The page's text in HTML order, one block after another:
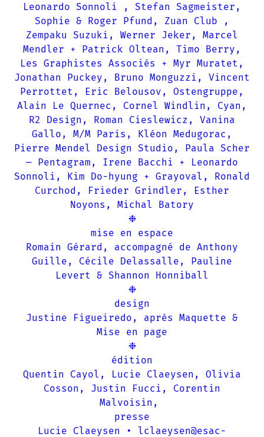
Leonardo Sonnoli , Stefan Sagmeister,
Sophie & Roger Pfund, Zuan Club ,
Zempaku Suzuki, Werner Jeker, Marcel
Mendler + Patrick Oltean, Timo Berry,
Les Graphistes Associés + Myr Muratet,
Jonathan Puckey, Bruno Monguzzi, Vincent
Perrottet, Eric Belousov, Ostengruppe,
Alain Le Quernec, Cornel Windlin, Cyan,
R2 Design, Roman Cieslewicz, Vanina
Gallo, M/M Paris, Kléon Medugorac,
Pierre Mendel Design Studio, Paula Scher
— Pentagram, Irene Bacchi + Leonardo
Sonnoli, Kim Do-hyung + Grayoval, Ronald
Curchod, Frieder Grindler, Esther
Noyons, Michal Batory
❉
mise en espace
Romain Gérard, accompagné de Anthony
Guille, Cécile Delassalle, Pauline
Levert & Shannon Honniball
❉
design
Justine Figueiredo, après Maquette &
Mise en page
❉
édition
Quentin Cayol, Lucie Claeysen, Olivia
Cosson, Justin Fucci, Corentin
Malvoisin,
presse
Lucie Claeysen • lclaeysen@esac-